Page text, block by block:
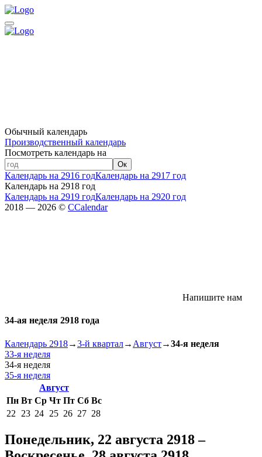
Обычный календарь
Производственный календарь
Посмотреть календарь на
Ок
Календарь на 2916 годКалендарь на 2917 год
Календарь на 2918 год
Календарь на 2919 годКалендарь на 2920 год
2018 — 2026 © CCalendar
Напишите нам
34-ая неделя 2918 года
Календарь 2918→3-й квартал→ Август→34-я неделя
33-я неделя
34-я неделя
35-я неделя
Август
Пн Вт Ср Чт Пт Сб Вс
22
23 24 25 26 27 28
Понедельник, 22 августа 2918 –